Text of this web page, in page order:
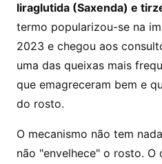
liraglutida (Saxenda) e
termo popularizou-se na
2023 e chegou aos
uma das queixas mais
que emagreceram bem e
do rosto.
O mecanismo não tem
não "envelhece" o rosto. O